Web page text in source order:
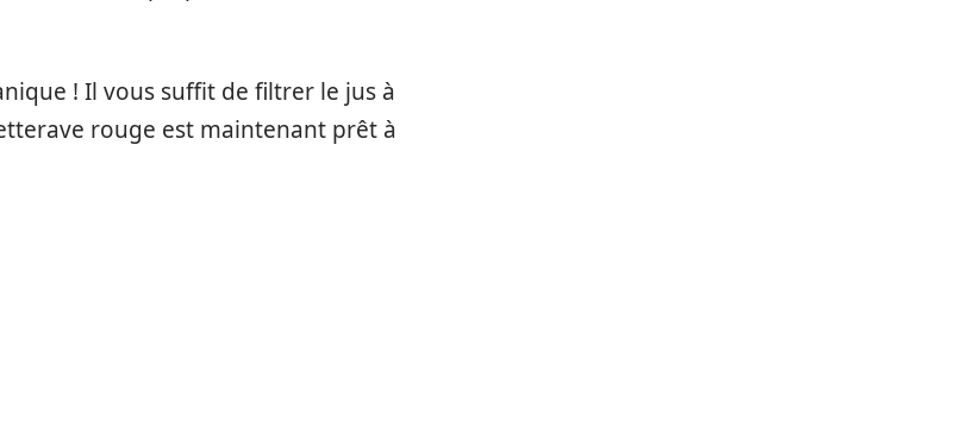
! Il vous suffit de filtrer le jus à
rouge est maintenant prêt à